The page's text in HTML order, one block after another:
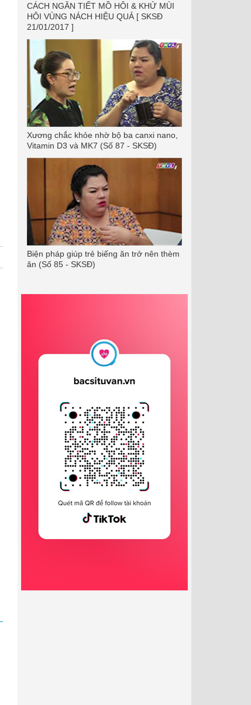
CÁCH NGĂN TIẾT MỒ HÔI & KHỬ MÙI
HÔI VÙNG NÁCH HIỆU QUẢ [ SKSĐ
21/01/2017 ]
Xương chắc khỏe nhờ bộ ba canxi nano,
Vitamin D3 và MK7 (Số 87 - SKSĐ)
Biện pháp giúp trẻ biếng ăn trở nên thèm
ăn (Số 85 - SKSĐ)